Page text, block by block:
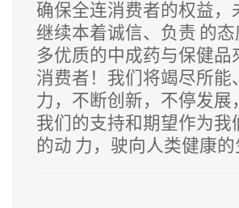
确保全连消费者的权益，
继续本着诚信、负责 的
多优质的中成药与保健品
消费者！我们将竭尽所能
力，不断创新，不停发展
我们的支持和期望作为我
的动 力，驶向人类健康的